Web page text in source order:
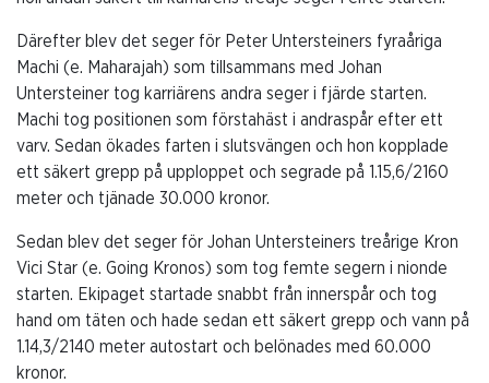
Därefter blev det seger för Peter Untersteiners fyraåriga
Machi (e. Maharajah) som tillsammans med Johan
Untersteiner tog karriärens andra seger i fjärde starten.
Machi tog positionen som förstahäst i andraspår efter ett
varv. Sedan ökades farten i slutsvängen och hon kopplade
ett säkert grepp på upploppet och segrade på 1.15,6/2160
meter och tjänade 30.000 kronor.
Sedan blev det seger för Johan Untersteiners treårige Kron
Vici Star (e. Going Kronos) som tog femte segern i nionde
starten. Ekipaget startade snabbt från innerspår och tog
hand om täten och hade sedan ett säkert grepp och vann på
1.14,3/2140 meter autostart och belönades med 60.000
kronor.